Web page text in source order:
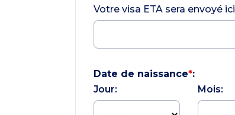
Votre visa ETA sera envoyé ici
Date de naissance*:
Jour:
Mois: